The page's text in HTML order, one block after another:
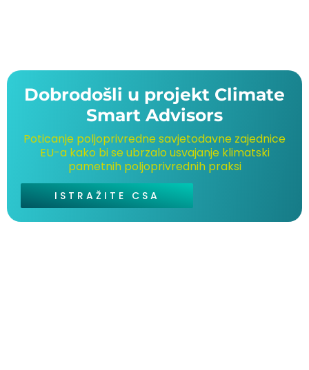
Dobrodošli u projekt Climate
Smart Advisors
Poticanje poljoprivredne savjetodavne zajednice
EU-a kako bi se ubrzalo usvajanje klimatski
pametnih poljoprivrednih praksi
ISTRAŽITE CSA